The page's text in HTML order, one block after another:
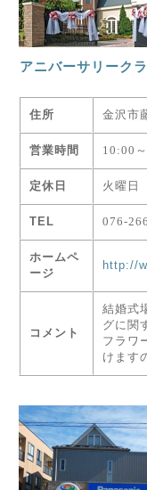
アニバーサリーク
住所 金沢市
営業時間 10:00
定休日 火曜日
TEL 076-
ホームペ
ージ
http://
コメント
結婚式
グに関
フラワ
けます